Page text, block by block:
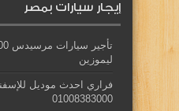
إيجار سيارات بمصر
ليموزين
فراري احدث موديل
01008383000